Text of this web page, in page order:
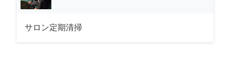
サロン定期清掃